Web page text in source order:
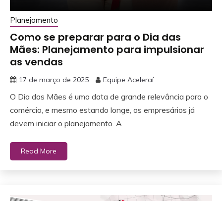
Planejamento
Como se preparar para o Dia das
Mães: Planejamento para impulsionar
as vendas
17 de março de 2025 Equipe Aceleraí
O Dia das Mães é uma data de grande relevância para o
comércio, e mesmo estando longe, os empresários já
devem iniciar o planejamento. A
Read More